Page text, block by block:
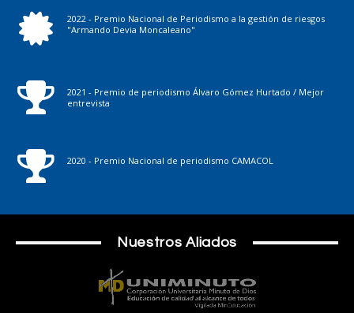
2022 - Premio Nacional de Periodismo a la gestión de riesgos
"Armando Devia Moncaleano"
2021 - Premio de periodismo Álvaro Gómez Hurtado / Mejor
entrevista
2020 - Premio Nacional de periodismo CAMACOL
Nuestros Aliados